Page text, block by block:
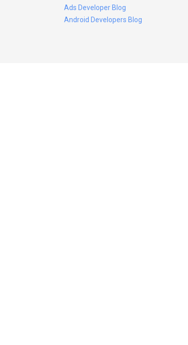
Ads Developer Blog
Android Developers Blog